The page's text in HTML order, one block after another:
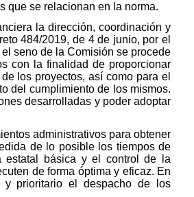
que se relacionan en la norma.
la dirección, coordinación y
484/2019, de 4 de junio, por el
seno de la Comisión se procede
con la finalidad de proporcionar
los proyectos, así como para el
del cumplimiento de los mismos.
desarrolladas y poder adoptar
administrativos para obtener
de lo posible los tiempos de
estatal básica y el control de la
de forma óptima y eficaz. En
y prioritario el despacho de los